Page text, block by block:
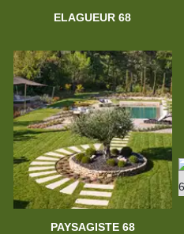
ELAGUEUR 68
PAYSAGISTE 68